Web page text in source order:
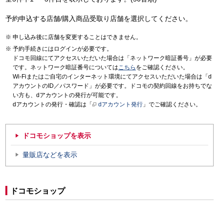
予約申込する店舗/購入商品受取り店舗を選択してください。
申し込み後に店舗を変更することはできません。
予約手続きにはログインが必要です。
ドコモ回線にてアクセスいただいた場合は「ネットワーク暗証番号」が必要
です。ネットワーク暗証番号についてはこちら をご確認ください。
Wi-Fiまたはご自宅のインターネット環境にてアクセスいただいた場合は「d
アカウントのID／パスワード」が必要です。ドコモの契約回線をお持ちでな
い方も、dアカウントの発行が可能です。
dアカウントの発行・確認は「
dアカウント発行 」でご確認ください。
ドコモショップを表示
量販店などを表示
ドコモショップ